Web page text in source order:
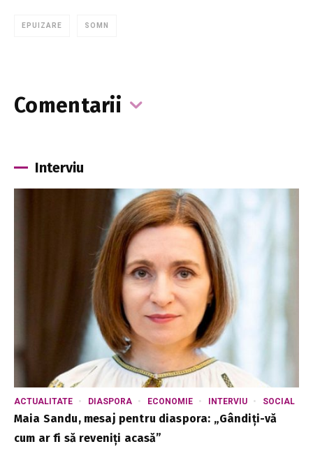
EPUIZARE SOMN
Comentarii
Interviu
ACTUALITATE DIASPORA ECONOMIE INTERVIU SOCIAL
Maia Sandu, mesaj pentru diaspora: „Gândiți-vă
cum ar fi să reveniți acasă”